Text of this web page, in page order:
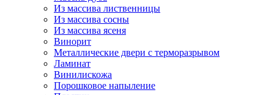
Из массива лиственницы
Из массива сосны
Из массива ясеня
Винорит
Металлические двери с терморазрывом
Ламинат
Винилискожа
Порошковое напыление